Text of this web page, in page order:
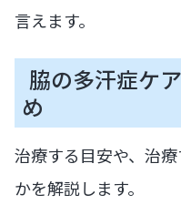
言えます。
脇の多汗症ケ
め
治療する目安や、治
かを解説します。